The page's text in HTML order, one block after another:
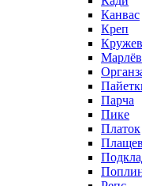
Канвас
Креп
Парча
Пике
Платок